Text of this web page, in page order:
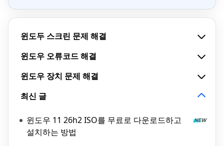
윈도두 스크린 문제 해결
윈도우 오류코드 해결
윈도우 장치 문제 해결
최신 글
윈도우 11 26h2 ISO를 무료로 다운로드하고
설치하는 방법